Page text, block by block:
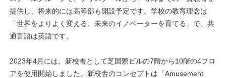
提供し、将来的には高等部も開設予定です。学校の教育理念は
「世界をよりよく変える、未来のイノベーターを育てる」で、共
通言語は英語です。
2023年4月には、新校舎として芝国際ビルの7階から10階の4フロ
アを使用開始しました。新校舎のコンセプトは「Amusement